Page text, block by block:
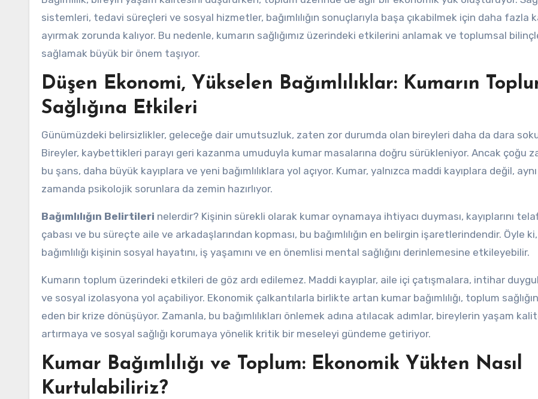
sistemleri, tedavi süreçleri ve sosyal hizmetler, bağımlılığın sonuçlarıyla başa çıkabilmek için daha fazla
ayırmak zorunda kalıyor. Bu nedenle, kumarın sağlığımız üzerindeki etkilerini anlamak ve toplumsal
sağlamak büyük bir önem taşıyor.
Düşen Ekonomi, Yükselen Bağımlılıklar: Kumarın
Sağlığına Etkileri
Günümüzdeki belirsizlikler, geleceğe dair umutsuzluk, zaten zor durumda olan bireyleri daha da dara
Bireyler, kaybettikleri parayı geri kazanma umuduyla kumar masalarına doğru sürükleniyor. Ancak çoğu
bu şans, daha büyük kayıplara ve yeni bağımlılıklara yol açıyor. Kumar, yalnızca maddi kayıplara değil, aynı
zamanda psikolojik sorunlara da zemin hazırlıyor.
Bağımlılığın Belirtileri nelerdir? Kişinin sürekli olarak kumar oynamaya ihtiyacı duyması, kayıplarını
çabası ve bu süreçte aile ve arkadaşlarından kopması, bu bağımlılığın en belirgin işaretlerindendir. Öyle
bağımlılığı kişinin sosyal hayatını, iş yaşamını ve en önemlisi mental sağlığını derinlemesine etkileyebilir.
Kumarın toplum üzerindeki etkileri de göz ardı edilemez. Maddi kayıplar, aile içi çatışmalara, intihar
ve sosyal izolasyona yol açabiliyor. Ekonomik çalkantılarla birlikte artan kumar bağımlılığı, toplum
eden bir krize dönüşüyor. Zamanla, bu bağımlılıkları önlemek adına atılacak adımlar, bireylerin yaşam
artırmaya ve sosyal sağlığı korumaya yönelik kritik bir meseleyi gündeme getiriyor.
Kumar Bağımlılığı ve Toplum: Ekonomik Yükten Nasıl
Kurtulabiliriz?